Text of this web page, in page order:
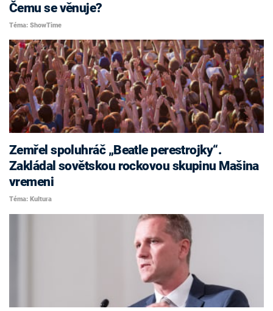
Čemu se věnuje?
Téma: ShowTime
Zemřel spoluhráč „Beatle perestrojky“.
Zakládal sovětskou rockovou skupinu Mašina
vremeni
Téma: Kultura